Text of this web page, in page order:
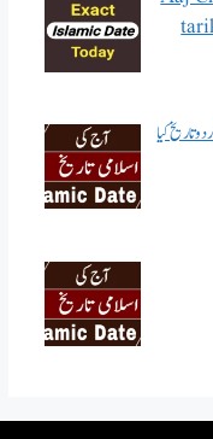
تاریخ کیا